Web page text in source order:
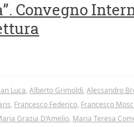
Convegno
Luca, Alberto Grimoldi, Alessandro
, Francesco Federico, Francesco
Grazia D’Amelio, Maria Teresa